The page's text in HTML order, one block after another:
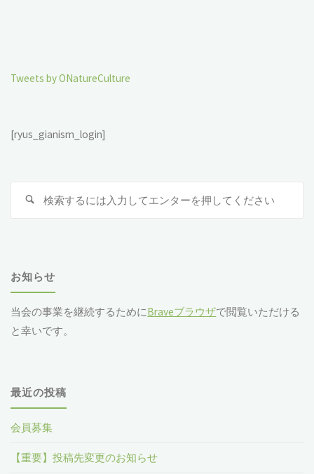
Tweets by ONatureCulture
[ryus_gianism_login]
お知らせ
当会の事業を継続するためにBraveブラウザで閲覧いただける
と幸いです。
最近の投稿
会員募集
【重要】投稿先変更のお知らせ